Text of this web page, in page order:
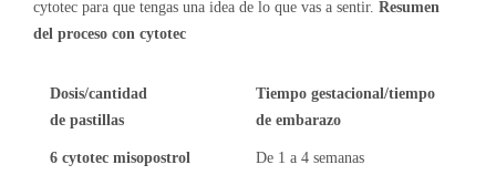
cytotec para que tengas una idea de lo que vas a sentir. Resumen
del proceso con cytotec
Dosis/cantidad
de pastillas
Tiempo gestacional/tiempo
de embarazo
6 cytotec misopostrol De 1 a 4 semanas